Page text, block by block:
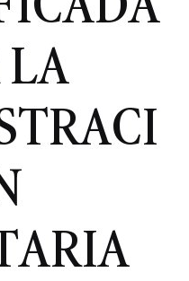
LA